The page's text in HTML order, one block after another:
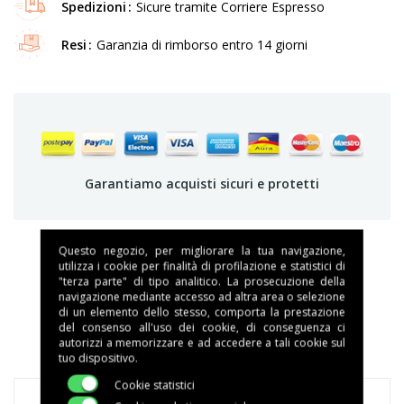
Spedizioni Sicure tramite Corriere Espresso
Resi Garanzia di rimborso entro 14 giorni
Garantiamo acquisti sicuri e protetti
DESCRIZIONE
DETTAGLI DEL PRODOTTO
Questo negozio, per migliorare la tua navigazione,
utilizza i cookie per finalità di profilazione e statistici di
"terza parte" di tipo analitico. La prosecuzione della
navigazione mediante accesso ad altra area o selezione
di un elemento dello stesso, comporta la prestazione
del consenso all'uso dei cookie, di conseguenza ci
autorizzi a memorizzare e ad accedere a tali cookie sul
tuo dispositivo.
Cookie statistici